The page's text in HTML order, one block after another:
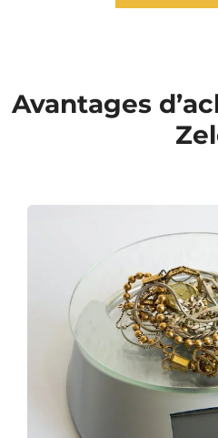
Avantages